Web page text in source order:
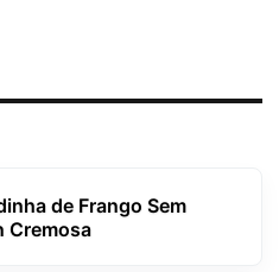
de Frango Sem
Cremosa